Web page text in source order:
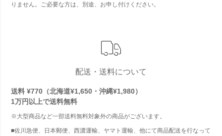
りません。ご必要な方は、別途、お申し付けください。
配送・送料について
送料 ¥770（北海道¥1,650・沖縄¥1,980）
1万円以上で送料無料
※大型商品など一部送料無料対象外の商品がございます。
■佐川急便、日本郵便、西濃運輸、ヤマト運輸、他にて商品配送を行なって